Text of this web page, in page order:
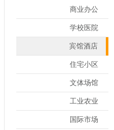
商业办公
学校医院
宾馆酒店
住宅小区
文体场馆
工业农业
国际市场